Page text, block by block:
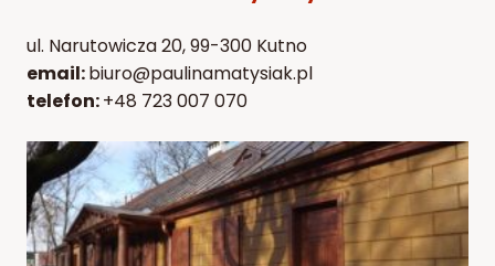
ul. Narutowicza 20, 99-300 Kutno
email:biuro@paulinamatysiak.pl
telefon:+48 723 007 070